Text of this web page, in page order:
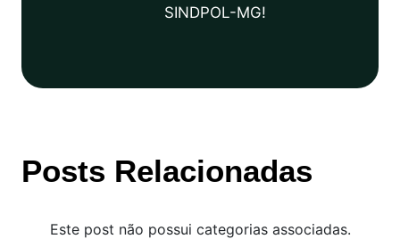
SINDPOL-MG!
Posts Relacionadas
Este post não possui categorias associadas.